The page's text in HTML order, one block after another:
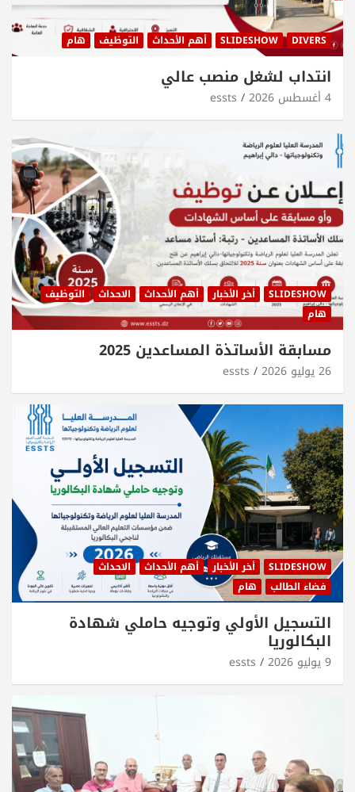
DIVERS
SLIDESHOW أهم الأحداث التوظيف هام
انتداب لشغل منصب عالي
4 أغسطس 2026 essts
SLIDESHOW أخر الأخبار أهم الأحداث الاحداث
التوظيف
هام
مسابقة الأساتذة المساعدين 2025
26 يوليو 2026 essts
SLIDESHOW أخر الأخبار أهم الأحداث
الاحداث
فضاء الطالب
هام
التسجيل الأولي وتوجيه حاملي شهادة
البكالوريا
9 يوليو 2026 essts